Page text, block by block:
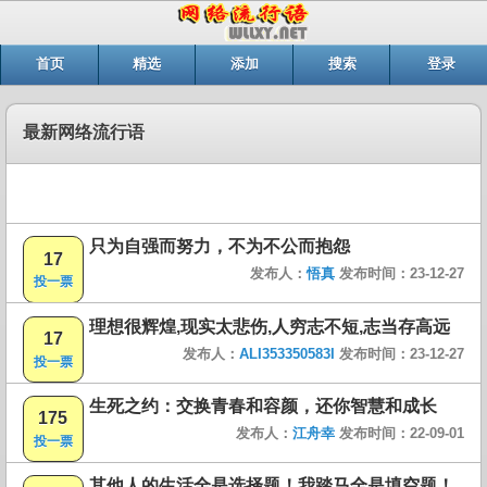
首页 精选 添加 搜索 登录
最新网络流行语
17
投一票
只为自强而努力，不为不公而抱怨
发布人：悟真 发布时间：23-12-27
17
投一票
理想很辉煌,现实太悲伤,人穷志不短,志当存高远
发布人： ALI353350583I 发布时间：23-12-27
175
投一票
生死之约：交换青春和容颜，还你智慧和成长
发布人： 江舟幸 发布时间：22-09-01